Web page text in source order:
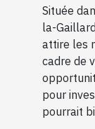
Située
la-
attire les
cadre de
pour
pourrait